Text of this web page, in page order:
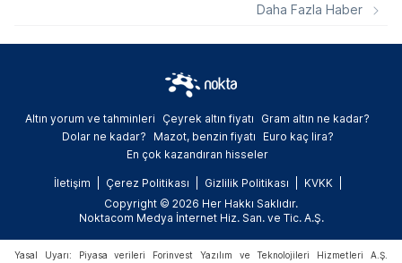
Daha Fazla Haber
Altın yorum ve tahminleri Çeyrek altın fiyatı
Gram altın ne kadar?
Dolar ne kadar?
Mazot, benzin fiyatı
Euro kaç lira?
En çok kazandıran hisseler
İletişim Çerez Politikası Gizlilik Politikası
KVKK
Copyright © 2026 Her Hakkı Saklıdır.
Noktacom Medya İnternet Hiz. San. ve Tic. A.Ş.
Yasal Uyarı: Piyasa verileri Forinvest Yazılım ve Teknolojileri Hizmetleri A.Ş.